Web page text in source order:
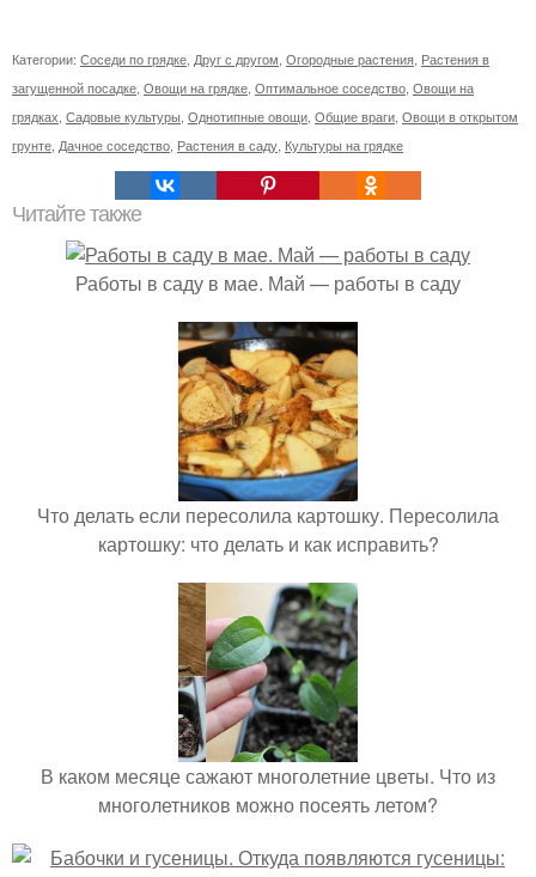
Категории: Соседи по грядке Друг с другом Огородные растения Растения в
загущенной посадке Овощи на грядке Оптимальное соседство Овощи на
грядках Садовые культуры Однотипные овощи Общие враги Овощи в открытом
грунте Дачное соседство Растения в саду Культуры на грядке
Читайте также
Работы в саду в мае. Май — работы в саду
Что делать если пересолила картошку. Пересолила
картошку: что делать и как исправить?
В каком месяце сажают многолетние цветы. Что из
многолетников можно посеять летом?